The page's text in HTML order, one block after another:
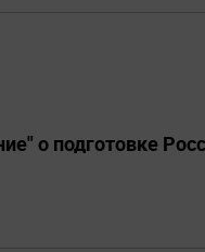
о подготовке